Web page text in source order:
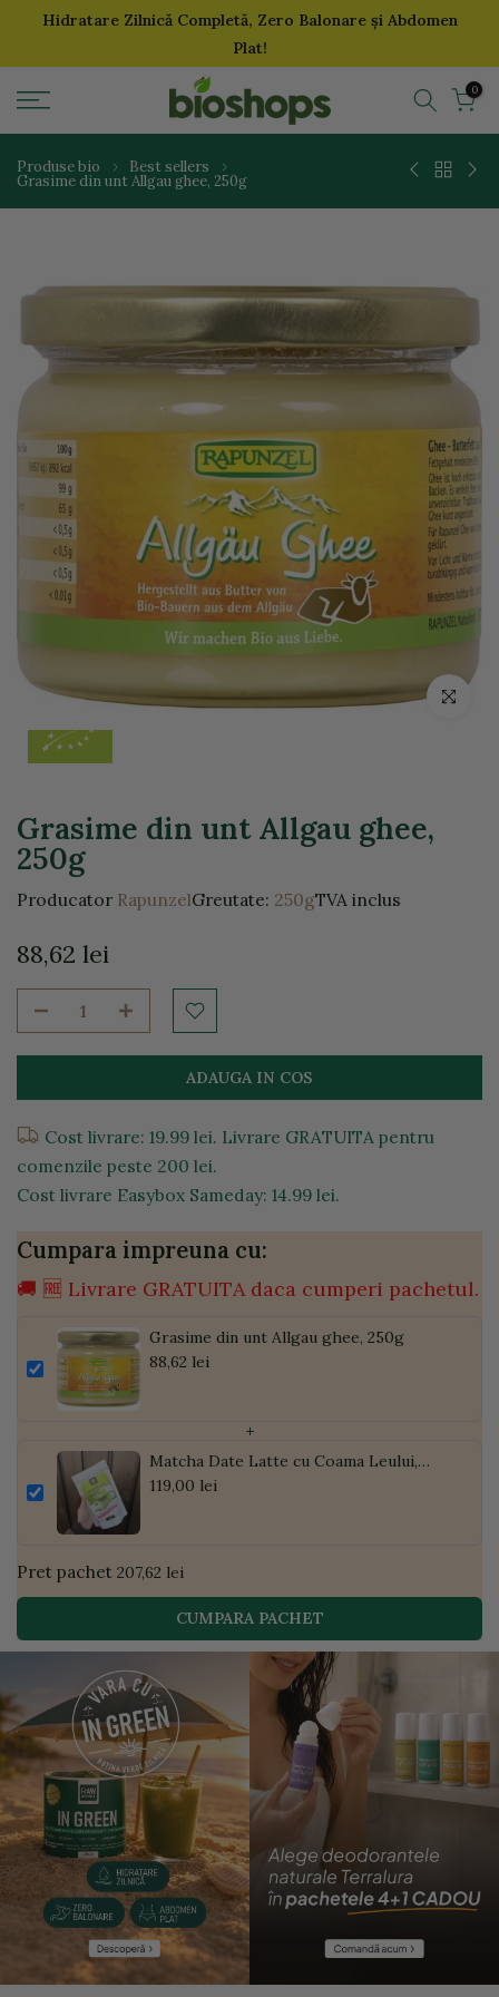
SariHidratare Zilnică Completă, Zero Balonare și Abdomen
Plat!
0
Produse bio Best sellers
Grasime din unt Allgau ghee, 250g
Click
Grasime din unt Allgau ghee,
250g
Producator RapunzelGreutate: 250gTVA inclus
88,62 lei
ADAUGA IN COS
Cost livrare: 19.99 lei. Livrare GRATUITA pentru
comenzile peste 200 lei.
Cost livrare Easybox Sameday: 14.99 lei.
Cumpara impreuna cu:
🚚 🆓 Livrare GRATUITA daca cumperi pachetul.
Grasime din unt Allgau ghee, 250g
88,62 lei
+
Matcha Date Latte cu Coama Leului,
Pudră de Curmale și Ghimbir, ECO, 300g
119,00 lei
Pret pachet 207,62 lei
CUMPARA PACHET